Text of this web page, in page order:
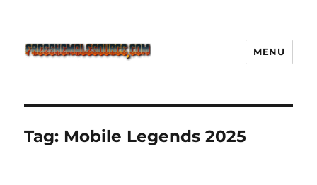
Defense Main Game Ini Pasti
Ketagihan!
MENU
Tag: Mobile Legends 2025